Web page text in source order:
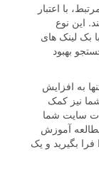
با اعتبار
این نوع
بک لینک های
بهبود
به افزایش
نیز کمک
سایت شما
آموزش
بگیرید و یک